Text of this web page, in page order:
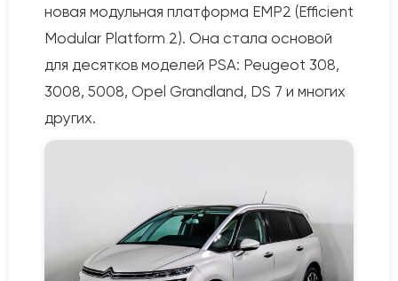
новая модульная платформа EMP2 (Efficient
Modular Platform 2). Она стала основой
для десятков моделей PSA: Peugeot 308,
3008, 5008, Opel Grandland, DS 7 и многих
других.